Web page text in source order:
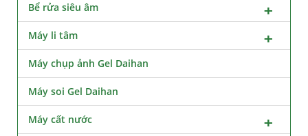
Bể rửa siêu âm
Máy li tâm
Máy chụp ảnh Gel Daihan
Máy soi Gel Daihan
Máy cất nước